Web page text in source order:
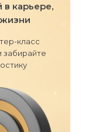
карьере,
класс
забирайте